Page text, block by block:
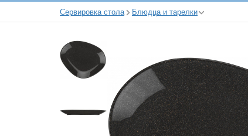
Сервировка стола Блюдца и тарелки